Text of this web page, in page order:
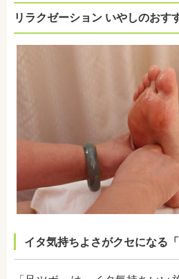
リラクゼーション いやしのおす
イタ気持ちよさがクセになる